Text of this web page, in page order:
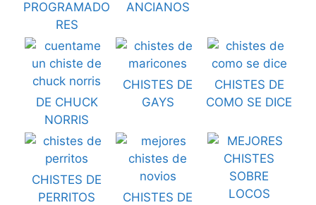
PROGRAMADO
RES
ANCIANOS
DE CHUCK
NORRIS
CHISTES DE
GAYS
CHISTES DE
COMO SE DICE
CHISTES DE
PERRITOS
CHISTES DE